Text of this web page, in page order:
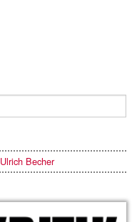
Ulrich Becher